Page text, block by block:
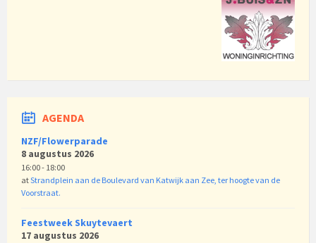
AGENDA
NZF/Flowerparade
8 augustus 2026
16:00 - 18:00
atStrandplein aan de Boulevard van Katwijk aan Zee, ter hoogte van de
Voorstraat.
Feestweek Skuytevaert
17 augustus 2026